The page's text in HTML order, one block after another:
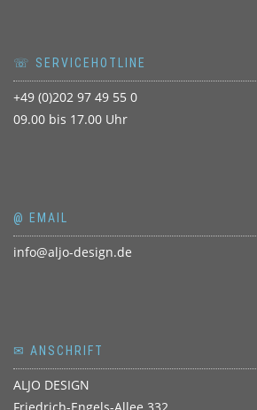
☏ SERVICEHOTLINE
+49 (0)202 97 49 55 0
09.00 bis 17.00 Uhr
@ EMAIL
info@aljo-design.de
✉ ANSCHRIFT
ALJO DESIGN
Friedrich-Engels-Allee 332